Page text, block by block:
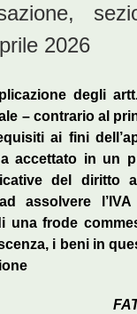
2026
degli
– contrario al
ai fini
accettato in un
del diritto
assolvere
una frode
i beni in